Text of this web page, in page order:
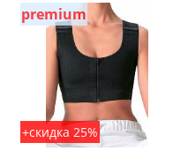
premium
+скидка 25%